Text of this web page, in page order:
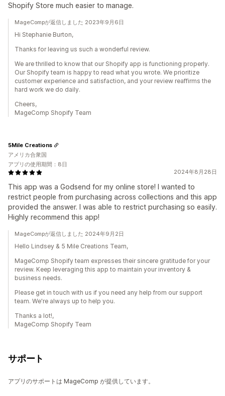
Shopify Store much easier to manage.
MageCompが返信しました 2023年9月6日
Hi Stephanie Burton,
Thanks for leaving us such a wonderful review.
We are thrilled to know that our Shopify app is functioning properly.
Our Shopify team is happy to read what you wrote. We prioritize
customer experience and satisfaction, and your review reaffirms the
hard work we do daily.
Cheers,
MageComp Shopify Team
2024年8月28日
This app was a Godsend for my online store! I wanted to
restrict people from purchasing across collections and this app
provided the answer. I was able to restrict purchasing so easily.
Highly recommend this app!
5Mile Creations
アメリカ合衆国
アプリの使用期間：8日
MageCompが返信しました 2024年9月2日
Hello Lindsey & 5 Mile Creations Team,
MageComp Shopify team expresses their sincere gratitude for your
review. Keep leveraging this app to maintain your inventory &
business needs.
Please get in touch with us if you need any help from our support
team. We're always up to help you.
Thanks a lot!,
MageComp Shopify Team
サポート
アプリのサポートは MageComp が提供しています。